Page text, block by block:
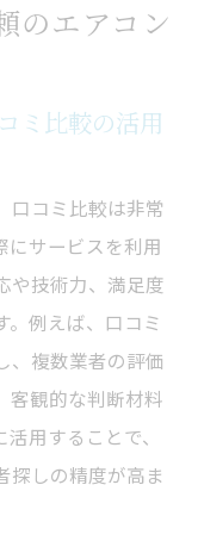
のエアコン
ミ比較の活用
口コミ比較は非常
にサービスを利用
や技術力、満足度
。例えば、口コミ
、複数業者の評価
客観的な判断材料
用することで、
探しの精度が高ま